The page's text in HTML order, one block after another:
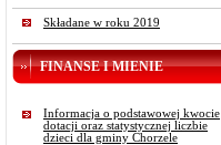
Składane w roku 2019
FINANSE I MIENIE
Informacja o podstawowej kwocie
dotacji oraz statystycznej liczbie
dzieci dla gminy Chorzele